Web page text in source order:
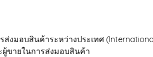
มอบสินค้าระหว่างประเทศ
ขายในการส่งมอบสินค้า